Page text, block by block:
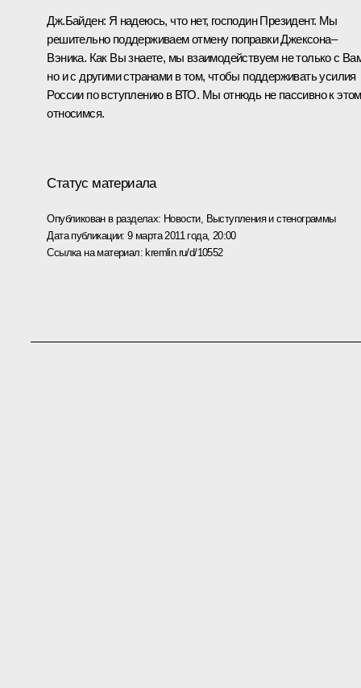
Дж.Байден: Я надеюсь, что нет, господин Президент. Мы
решительно поддерживаем отмену поправки Джексона–
Вэника. Как Вы знаете, мы взаимодействуем не только с
но и с другими странами в том, чтобы поддерживать усилия
России по вступлению в ВТО. Мы отнюдь не пассивно к
относимся.
Статус материала
Опубликован в разделах: Новости, Выступления и стенограммы
Дата публикации:9 марта 2011 года, 20:00
Ссылка на материал: kremlin.ru/d/10552